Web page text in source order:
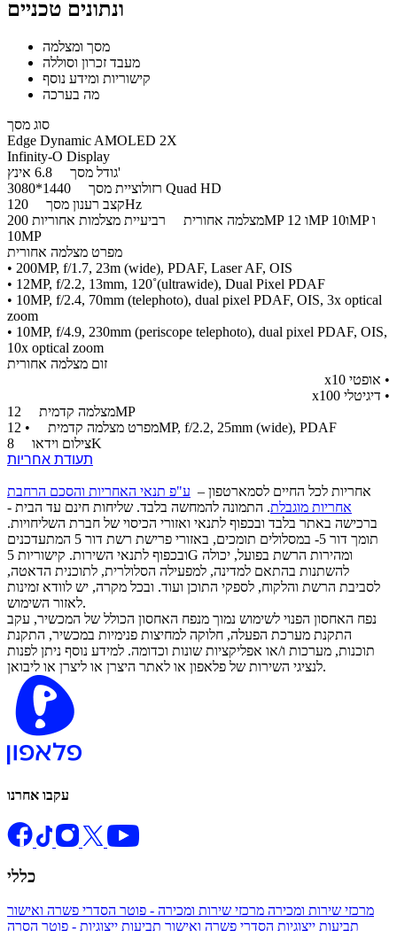
ונתונים טכניים
מסך ומצלמה
מעבד זכרון וסוללה
קישוריות ומידע נוסף
מה בערכה
סוג מסך
​Edge Dynamic AMOLED 2X
Infinity-O Display
גודל מסך6.8 אינץ'
רזולוציית מסך 1440*3080 Quad HD
קצב רענון מסך120Hz
מצלמה אחורית
רביעיית מצלמות אחוריות 200MP ו 12MP ו10MP ו
10MP
מפרט מצלמה אחורית
• 200MP, f/1.7, 23m (wide), PDAF, Laser AF, OIS
• 12MP, f/2.2, 13mm, 120˚(ultrawide), Dual Pixel PDAF
• 10MP, f/2.4, 70mm (telephoto), dual pixel PDAF, OIS, 3x optical
zoom
• 10MP, f/4.9, 230mm (periscope telephoto), dual pixel PDAF, OIS,
10x optical zoom
זום מצלמה אחורית
​• אופטי x10
• דיגיטלי x100
מצלמה קדמית12MP
מפרט מצלמה קדמית• 12MP, f/2.2, 25mm (wide), PDAF
צילום וידאו8K
תעודת אחריות
אחריות לכל החיים לסמארטפון – ע"פ תנאי האחריות והסכם הרחבת
אחריות מוגבלת. התמונה להמחשה בלבד. שליחות חינם עד הבית -
ברכישה באתר בלבד ובכפוף לתנאי ואזורי הכיסוי של חברת השליחויות.
תומך דור 5- במסלולים תומכים, באזורי פרישת רשת דור 5 המתעדכנים
ובכפוף לתנאי השירות. קישוריות 5G ומהירות הרשת בפועל, יכולה
להשתנות בהתאם למדינה, למפעילה הסלולרית, לתוכנית הדאטה,
לסביבת הרשת והלקוח, לספקי התוכן ועוד. ובכל מקרה, יש לוודא זמינות
לאזור השימוש.
נפח האחסון הפנוי לשימוש נמוך מנפח האחסון הכולל של המכשיר, עקב
התקנת מערכת הפעלה, חלוקה למחיצות פנימיות במכשיר, התקנת
תוכנות, מערכות ו/או אפליקציות שונות וכדומה. למידע נוסף ניתן לפנות
לנציגי השירות של פלאפון או לאתר היצרן או ליצרן או ליבואן.
עקבו אחרנו
כללי
מרכזי שירות ומכירה מרכזי שירות ומכירה - פוטר הסדרי פשרה ואישור
תביעות ייצוגיות הסדרי פשרה ואישור תביעות ייצוגיות - פוטר הסרה